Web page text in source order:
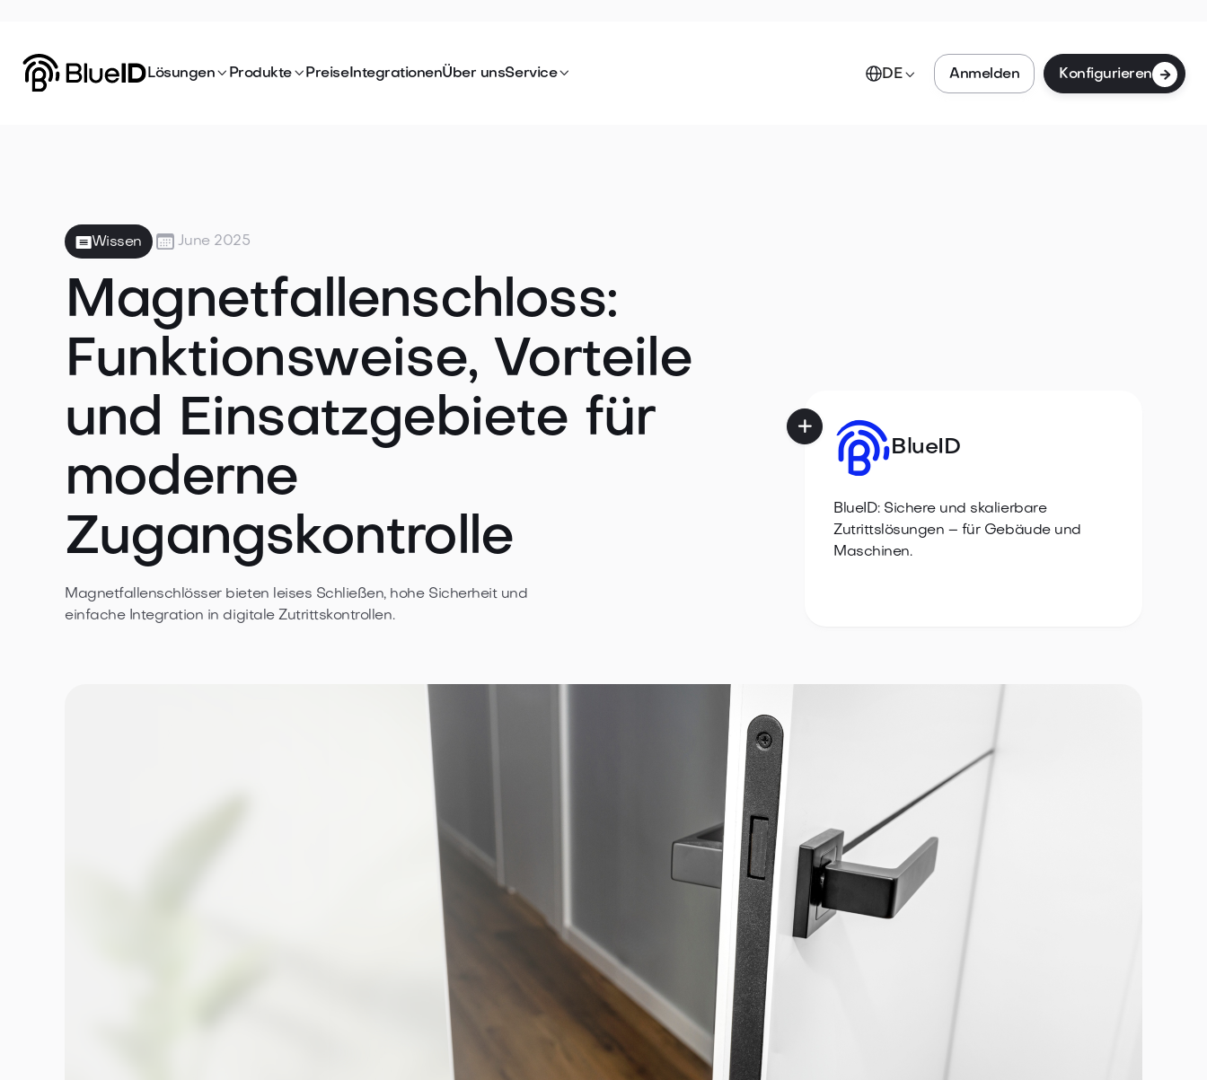
Lösungen ProduktePreiseIntegrationenÜber unsService DE Anmelden Konfigurieren 
Wissen June 2025
Magnetfallenschloss:
Funktionsweise, Vorteile
und Einsatzgebiete für
moderne
Zugangskontrolle
Magnetfallenschlösser bieten leises Schließen, hohe Sicherheit und
einfache Integration in digitale Zutrittskontrollen.

BlueID
BlueID: Sichere und skalierbare
Zutrittslösungen – für Gebäude und
Maschinen.